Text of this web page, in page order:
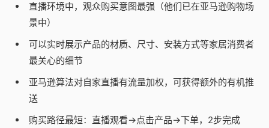
直播环境中，观众购买意图最强（他们已在亚马逊购物场
景中）
可以实时展示产品的材质、尺寸、安装方式等家居消费者
最关心的细节
亚马逊算法对自家直播有流量加权，可获得额外的有机推
送
购买路径最短：直播观看→点击产品→下单，2步完成